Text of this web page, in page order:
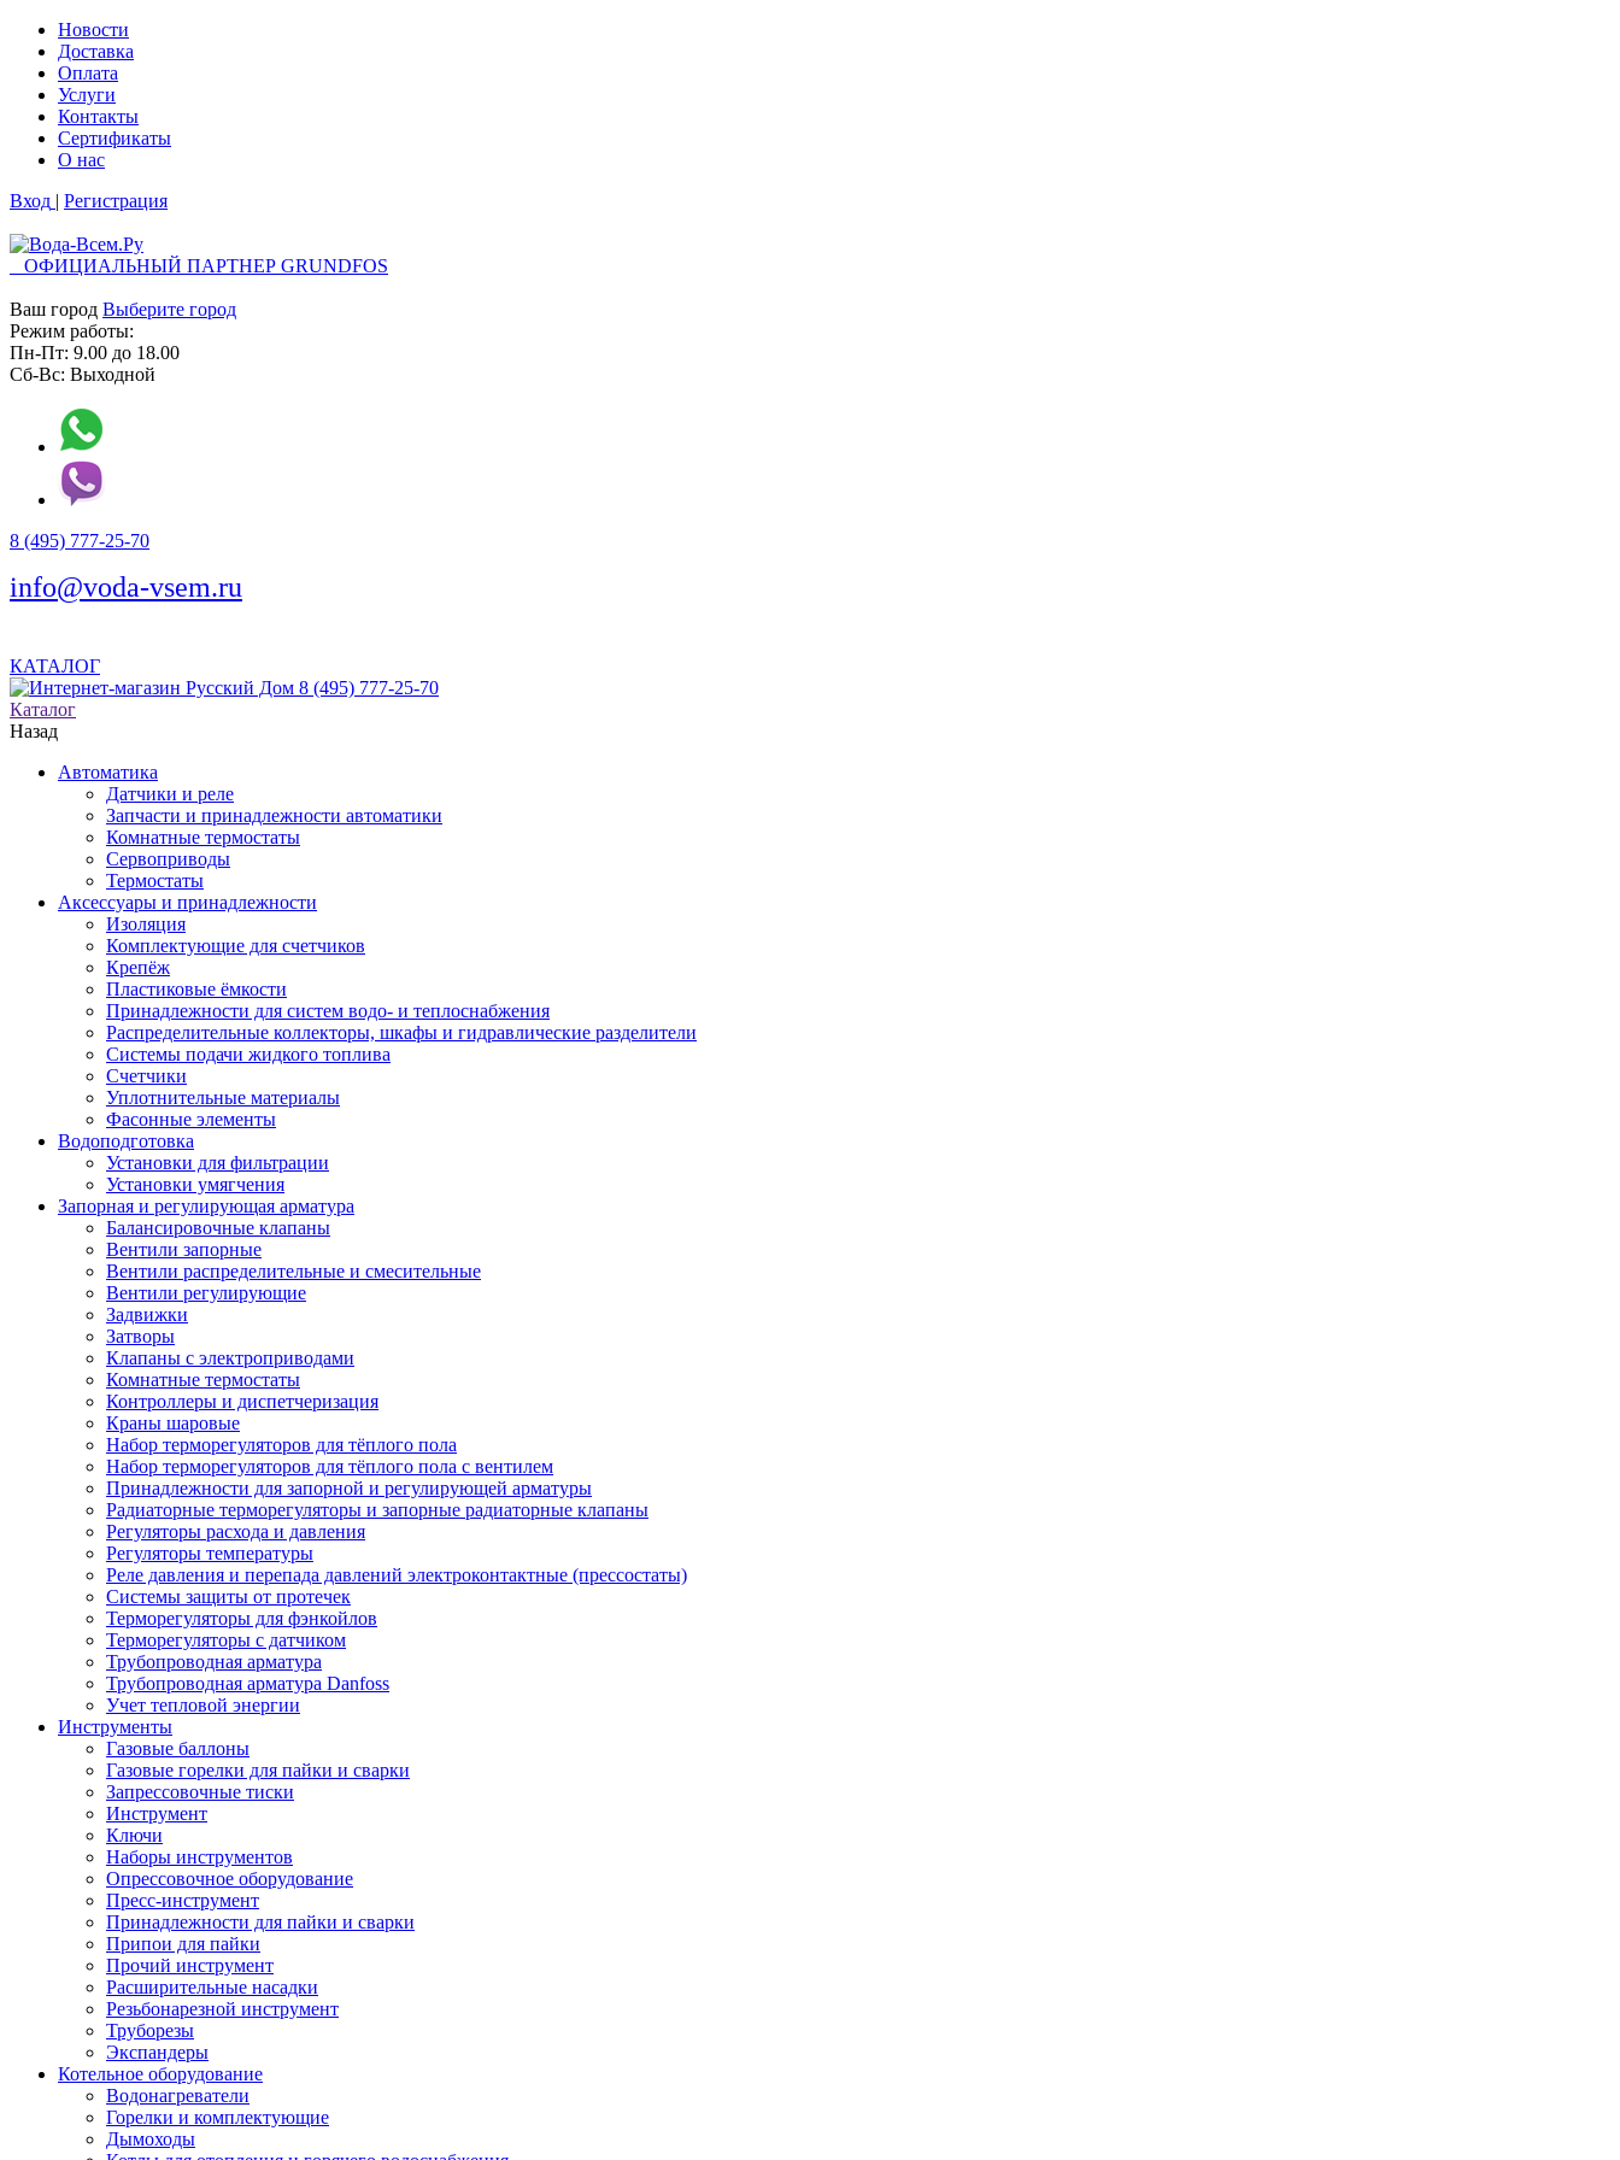
Новости
Доставка
Оплата
Услуги
Контакты
Cертификаты
О нас
Вход | Регистрация
ОФИЦИАЛЬНЫЙ ПАРТНЕР GRUNDFOS
Ваш город Выберите город
Режим работы:
Пн-Пт: 9.00 до 18.00
Сб-Вс: Выходной
8 (495) 777-25-70
info@voda-vsem.ru
КАТАЛОГ
8 (495) 777-25-70
Каталог
Назад
Автоматика
Датчики и реле
Запчасти и принадлежности автоматики
Комнатные термостаты
Сервоприводы
Термостаты
Аксессуары и принадлежности
Изоляция
Комплектующие для счетчиков
Крепёж
Пластиковые ёмкости
Принадлежности для систем водо- и теплоснабжения
Распределительные коллекторы, шкафы и гидравлические разделители
Системы подачи жидкого топлива
Счетчики
Уплотнительные материалы
Фасонные элементы
Водоподготовка
Установки для фильтрации
Установки умягчения
Запорная и регулирующая арматура
Балансировочные клапаны
Вентили запорные
Вентили распределительные и смесительные
Вентили регулирующие
Задвижки
Затворы
Клапаны с электроприводами
Комнатные термостаты
Контроллеры и диспетчеризация
Краны шаровые
Набор терморегуляторов для тёплого пола
Набор терморегуляторов для тёплого пола с вентилем
Принадлежности для запорной и регулирующей арматуры
Радиаторные терморегуляторы и запорные радиаторные клапаны
Регуляторы расхода и давления
Регуляторы температуры
Реле давления и перепада давлений электроконтактные (прессостаты)
Системы защиты от протечек
Терморегуляторы для фэнкойлов
Терморегуляторы с датчиком
Трубопроводная арматура
Трубопроводная арматура Danfoss
Учет тепловой энергии
Инструменты
Газовые баллоны
Газовые горелки для пайки и сварки
Запрессовочные тиски
Инструмент
Ключи
Наборы инструментов
Опрессовочное оборудование
Пресс-инструмент
Принадлежности для пайки и сварки
Припои для пайки
Прочий инструмент
Расширительные насадки
Резьбонарезной инструмент
Труборезы
Экспандеры
Котельное оборудование
Водонагреватели
Горелки и комплектующие
Дымоходы